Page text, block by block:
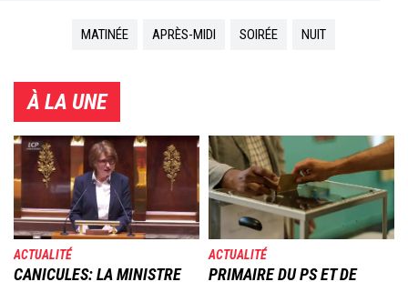
MATINÉE APRÈS-MIDI SOIRÉE NUIT
À LA UNE
Image
ACTUALITÉ
CANICULES: LA MINISTRE
Image
ACTUALITÉ
PRIMAIRE DU PS ET DE